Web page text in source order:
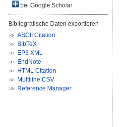
bei Google Scholar
Bibliografische Daten exportieren
ASCII Citation
BibTeX
EP3 XML
EndNote
HTML Citation
Multiline CSV
Reference Manager